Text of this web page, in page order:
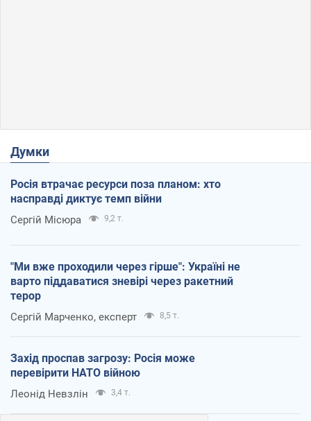
Думки
Росія втрачає ресурси поза планом: хто
насправді диктує темп війни
Сергій Місюра 9,2 т.
"Ми вже проходили через гірше": Україні не
варто піддаватися зневірі через ракетний
терор
Сергій Марченко, експерт 8,5 т.
Захід проспав загрозу: Росія може
перевірити НАТО війною
Леонід Невзлін 3,4 т.